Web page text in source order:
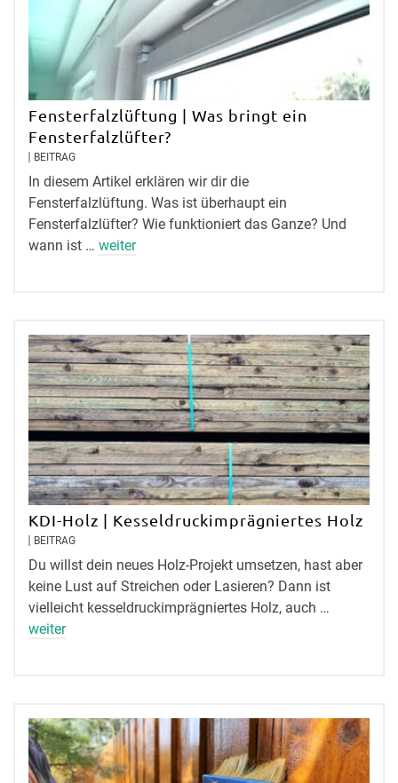
Fensterfalzlüftung | Was bringt ein
Fensterfalzlüfter?
BEITRAG
In diesem Artikel erklären wir dir die
Fensterfalzlüftung. Was ist überhaupt ein
Fensterfalzlüfter? Wie funktioniert das Ganze? Und
wann ist … weiter
KDI-Holz | Kesseldruckimprägniertes Holz
BEITRAG
Du willst dein neues Holz-Projekt umsetzen, hast aber
keine Lust auf Streichen oder Lasieren? Dann ist
vielleicht kesseldruckimprägniertes Holz, auch …
weiter